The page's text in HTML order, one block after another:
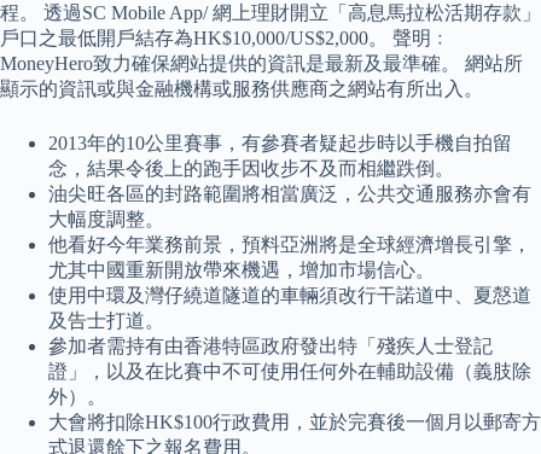
程。 透過SC Mobile App/ 網上理財開立「高息馬拉松活期存款」
戶口之最低開戶結存為HK$10,000/US$2,000。 聲明﹕
MoneyHero致力確保網站提供的資訊是最新及最準確。 網站所
顯示的資訊或與金融機構或服務供應商之網站有所出入。
2013年的10公里賽事，有參賽者疑起步時以手機自拍留
念，結果令後上的跑手因收步不及而相繼跌倒。
油尖旺各區的封路範圍將相當廣泛，公共交通服務亦會有
大幅度調整。
他看好今年業務前景，預料亞洲將是全球經濟增長引擎，
尤其中國重新開放帶來機遇，增加市場信心。
使用中環及灣仔繞道隧道的車輛須改行干諾道中、夏慤道
及告士打道。
參加者需持有由香港特區政府發出特「殘疾人士登記
證」，以及在比賽中不可使用任何外在輔助設備（義肢除
外）。
大會將扣除HK$100行政費用，並於完賽後一個月以郵寄方
式退還餘下之報名費用。